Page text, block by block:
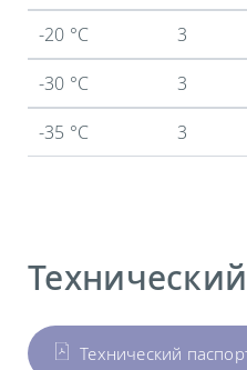
-20 °C
3
-30 °C
3
-35 °C
3
Технический